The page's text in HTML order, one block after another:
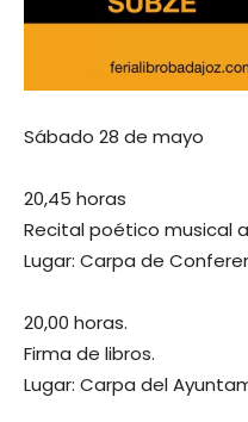
Sábado 28 de mayo
20,45 horas
Recital poético musical
Lugar: Carpa de
20,00 horas.
Firma de libros.
Lugar: Carpa del